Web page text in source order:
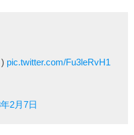
pic.twitter.com/Fu3leRvH1
2月7日